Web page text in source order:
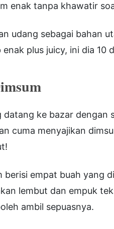
enak tanpa khawatir
udang sebagai bahan
plus juicy, ini dia 10
datang ke bazar
cuma menyajikan
berisi empat buah yang
lembut dan empuk
ambil sepuasnya.